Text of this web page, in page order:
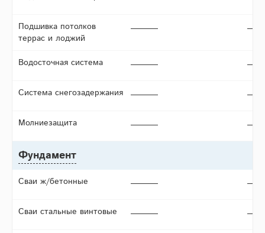
Подшивка потолков
террас и лоджий
Водосточная система
Система снегозадержания
Молниезащита
Фундамент
Сваи ж/бетонные
Сваи стальные винтовые